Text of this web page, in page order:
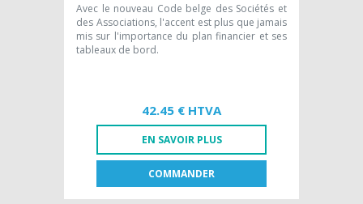
Avec le nouveau Code belge des Sociétés et
des Associations, l'accent est plus que jamais
mis sur l'importance du plan financier et ses
tableaux de bord.
42.45 € HTVA
EN SAVOIR PLUS
COMMANDER
NL